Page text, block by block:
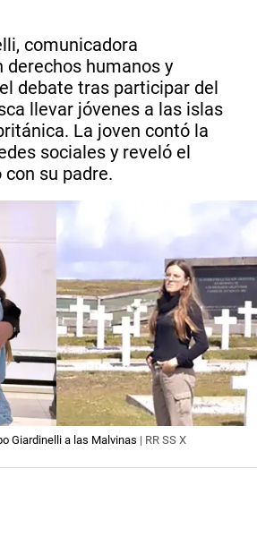
comunicadora
derechos humanos y
debate tras participar del
llevar jóvenes a las islas
La joven contó la
sociales y reveló el
su padre.
Giardinelli a las Malvinas | RR SS X